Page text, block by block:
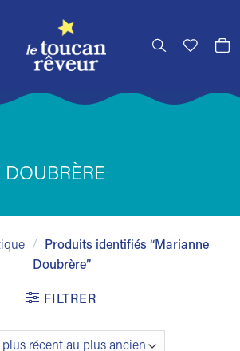
/
Produits identifiés “Marianne
Doubrère”
FILTRER